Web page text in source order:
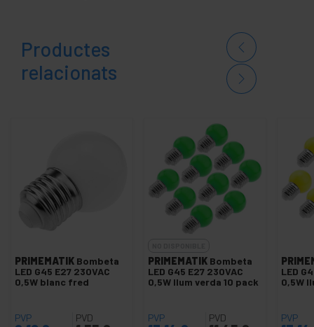
Productes
relacionats
PRIMEMATIK Bombeta
LED G45 E27 230VAC
0,5W blanc fred
PVP PVD
PRIMEMATIK Bombeta
LED G45 E27 230VAC
0,5W llum verda 10 pack
PVP PVD
LED
0,5W
PVP